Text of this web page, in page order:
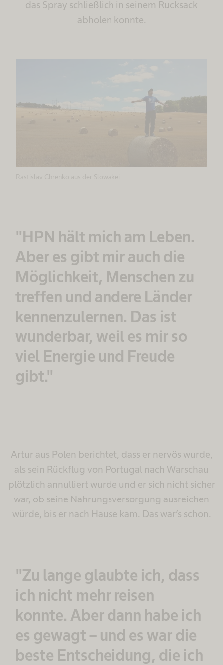
das Spray schließlich in seinem Rucksack
abholen konnte.
"HPN hält mich am Leben.
Aber es gibt mir auch die
Möglichkeit, Menschen zu
treffen und andere Länder
kennenzulernen. Das ist
wunderbar, weil es mir so
viel Energie und Freude
gibt."
Artur aus Polen berichtet, dass er nervös wurde,
als sein Rückflug von Portugal nach Warschau
plötzlich annulliert wurde und er sich nicht sicher
war, ob seine Nahrungsversorgung ausreichen
würde, bis er nach Hause kam. Das war’s schon.
"Zu lange glaubte ich, dass
ich nicht mehr reisen
konnte. Aber dann habe ich
es gewagt – und es war die
beste Entscheidung, die ich